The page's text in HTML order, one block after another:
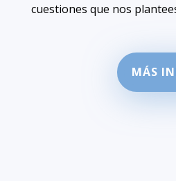
cuestiones que nos
MÁS